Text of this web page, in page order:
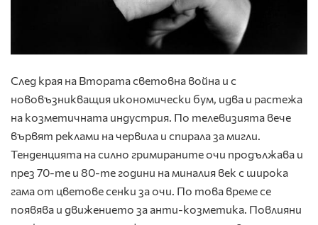
След края на Втората световна война и с
нововъзникващия икономически бум, идва и растежа
на козметичната индустрия. По телевизията вече
вървят реклами на червила и спирала за мигли.
Тенденцията на силно гримираните очи продължава и
през 70-те и 80-те години на миналия век с широка
гама от цветове сенки за очи. По това време се
появява и движението за анти-козметика. Повлияни